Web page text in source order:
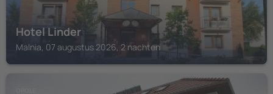
Hotel Linder
Malnia, 07 augustus 2026, 2 nachten